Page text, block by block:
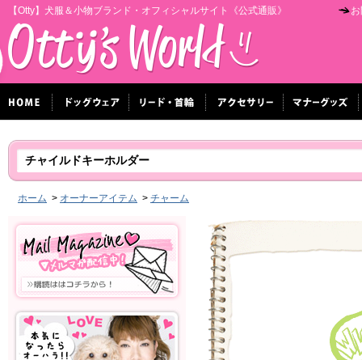
【Otty】犬服＆小物ブランド・オフィシャルサイト《公式通販》
チャイルドキーホルダー
ホーム > オーナーアイテム > チャーム